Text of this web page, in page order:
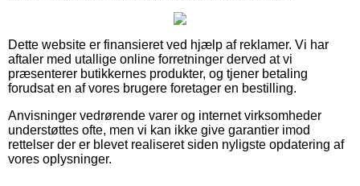
Dette website er finansieret ved hjælp af reklamer. Vi har
aftaler med utallige online forretninger derved at vi
præsenterer butikkernes produkter, og tjener betaling
forudsat en af vores brugere foretager en bestilling.
Anvisninger vedrørende varer og internet virksomheder
understøttes ofte, men vi kan ikke give garantier imod
rettelser der er blevet realiseret siden nyligste opdatering af
vores oplysninger.